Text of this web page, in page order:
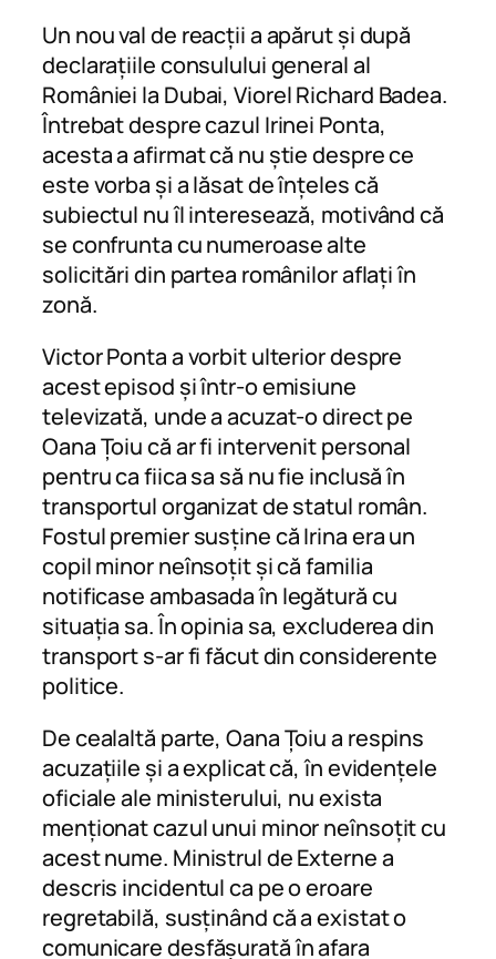
Un nou val de reacții a apărut și după
declarațiile consulului general al
României la Dubai, Viorel Richard Badea.
Întrebat despre cazul Irinei Ponta,
acesta a afirmat că nu știe despre ce
este vorba și a lăsat de înțeles că
subiectul nu îl interesează, motivând că
se confrunta cu numeroase alte
solicitări din partea românilor aflați în
zonă.
Victor Ponta a vorbit ulterior despre
acest episod și într-o emisiune
televizată, unde a acuzat-o direct pe
Oana Țoiu că ar fi intervenit personal
pentru ca fiica sa să nu fie inclusă în
transportul organizat de statul român.
Fostul premier susține că Irina era un
copil minor neînsoțit și că familia
notificase ambasada în legătură cu
situația sa. În opinia sa, excluderea din
transport s-ar fi făcut din considerente
politice.
De cealaltă parte, Oana Țoiu a respins
acuzațiile și a explicat că, în evidențele
oficiale ale ministerului, nu exista
menționat cazul unui minor neînsoțit cu
acest nume. Ministrul de Externe a
descris incidentul ca pe o eroare
regretabilă, susținând că a existat o
comunicare desfășurată în afara